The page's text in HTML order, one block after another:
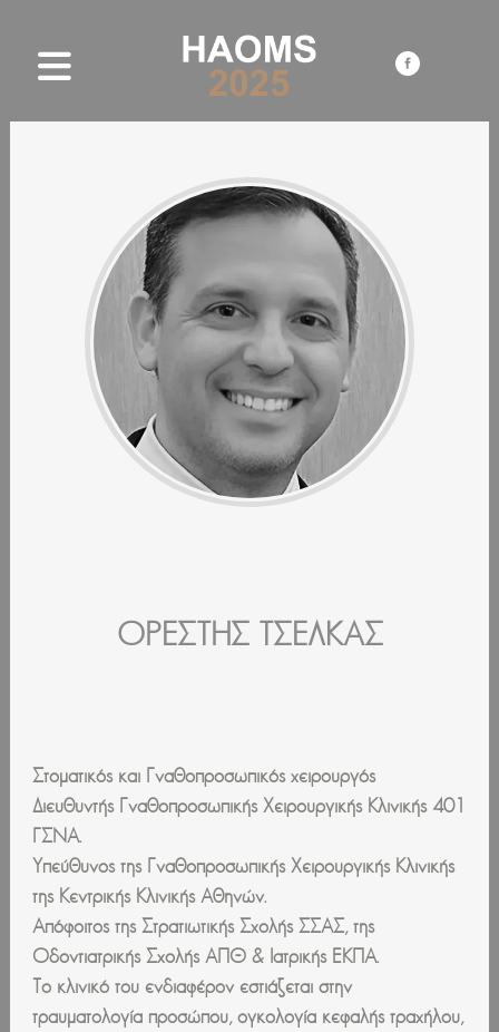
ΟΡΕΣΤΗΣ ΤΣΕΛΚΑΣ
Στοματικός και Γναθοπροσωπικός χειρουργός
Διευθυντής Γναθοπροσωπικής Χειρουργικής Κλινικής 401
ΓΣΝΑ.
Υπεύθυνος της Γναθοπροσωπικής Χειρουργικής Κλινικής
της Κεντρικής Κλινικής Αθηνών.
Απόφοιτος της Στρατιωτικής Σχολής ΣΣΑΣ, της
Οδοντιατρικής Σχολής ΑΠΘ & Ιατρικής ΕΚΠΑ.
Το κλινικό του ενδιαφέρον εστιάζεται στην
τραυματολογία προσώπου, ογκολογία κεφαλής τραχήλου,